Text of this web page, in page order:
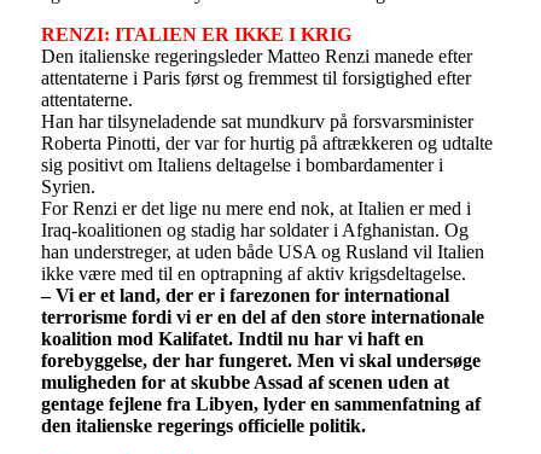
RENZI: ITALIEN ER IKKE I KRIG
Den italienske regeringsleder Matteo Renzi manede efter
attentaterne i Paris først og fremmest til forsigtighed efter
attentaterne.
Han har tilsyneladende sat mundkurv på forsvarsminister
Roberta Pinotti, der var for hurtig på aftrækkeren og udtalte
sig positivt om Italiens deltagelse i bombardamenter i
Syrien.
For Renzi er det lige nu mere end nok, at Italien er med i
Iraq-koalitionen og stadig har soldater i Afghanistan. Og
han understreger, at uden både USA og Rusland vil Italien
ikke være med til en optrapning af aktiv krigsdeltagelse.
– Vi er et land, der er i farezonen for international
terrorisme fordi vi er en del af den store internationale
koalition mod Kalifatet. Indtil nu har vi haft en
forebyggelse, der har fungeret. Men vi skal undersøge
muligheden for at skubbe Assad af scenen uden at
gentage fejlene fra Libyen, lyder en sammenfatning af
den italienske regerings officielle politik.